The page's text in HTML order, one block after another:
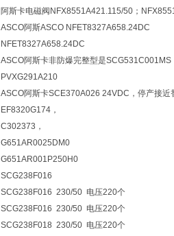
阿斯卡电磁阀 NFX8551A421.115/50；
ASCO阿斯ASCO NFET8327A658.24DC
NFET8327A658.24DC
ASCO阿斯卡非防爆完整型是
PVXG291A210
ASCO阿斯卡SCE370A026 24VDC，停产接
EF8320G174，
C302373，
G651AR0025DM0
G651AR001P250H0
SCG238F016
SCG238F016 230/50 电压220个
SCG238F016 230/50 电压220个
SCG238F018 230/50 电压220个